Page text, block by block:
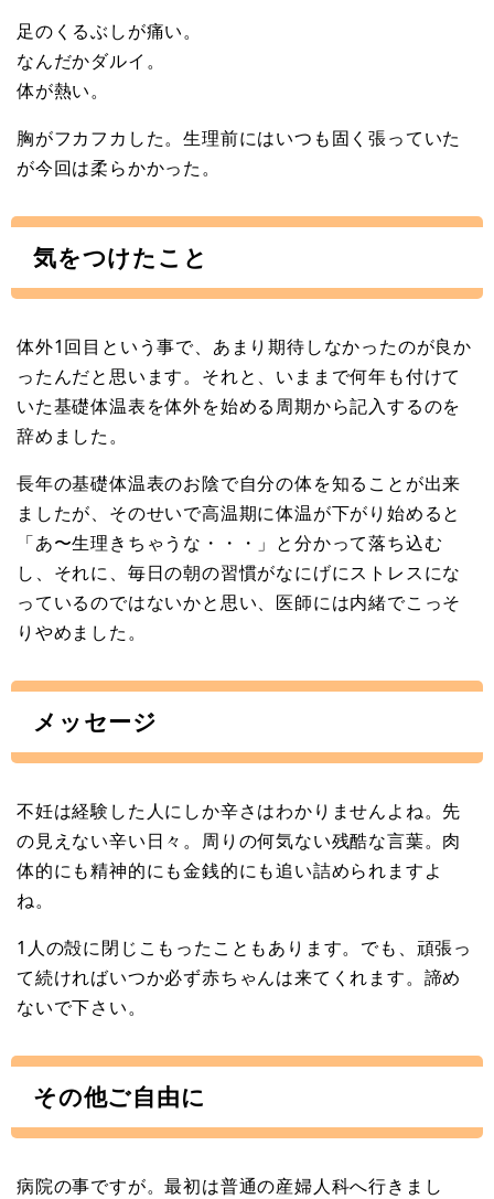
足のくるぶしが痛い。
なんだかダルイ。
体が熱い。
胸がフカフカした。生理前にはいつも固く張っていた
が今回は柔らかかった。
気をつけたこと
体外1回目という事で、あまり期待しなかったのが良か
ったんだと思います。それと、いままで何年も付けて
いた基礎体温表を体外を始める周期から記入するのを
辞めました。
長年の基礎体温表のお陰で自分の体を知ることが出来
ましたが、そのせいで高温期に体温が下がり始めると
「あ〜生理きちゃうな・・・」と分かって落ち込む
し、それに、毎日の朝の習慣がなにげにストレスにな
っているのではないかと思い、医師には内緒でこっそ
りやめました。
メッセージ
不妊は経験した人にしか辛さはわかりませんよね。先
の見えない辛い日々。周りの何気ない残酷な言葉。肉
体的にも精神的にも金銭的にも追い詰められますよ
ね。
1人の殻に閉じこもったこともあります。でも、頑張っ
て続ければいつか必ず赤ちゃんは来てくれます。諦め
ないで下さい。
その他ご自由に
病院の事ですが。最初は普通の産婦人科へ行きまし